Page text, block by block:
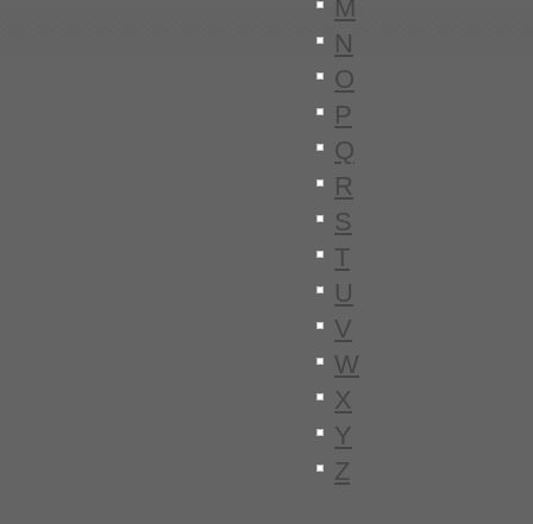
M
N
O
P
Q
R
S
T
U
V
W
X
Y
Z